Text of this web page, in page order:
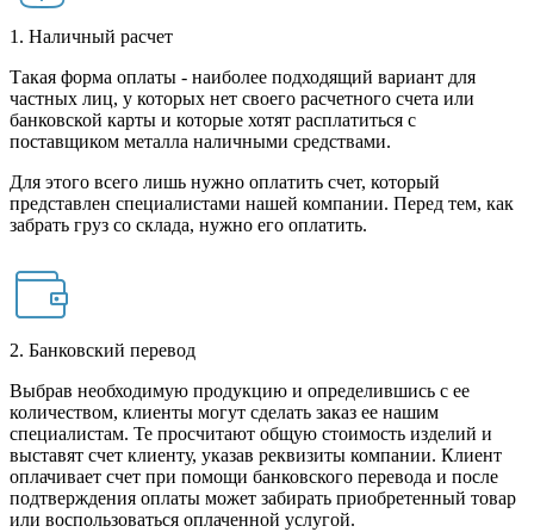
1. Наличный расчет
Такая форма оплаты - наиболее подходящий вариант для
частных лиц, у которых нет своего расчетного счета или
банковской карты и которые хотят расплатиться с
поставщиком металла наличными средствами.
Для этого всего лишь нужно оплатить счет, который
представлен специалистами нашей компании. Перед тем, как
забрать груз со склада, нужно его оплатить.
2. Банковский перевод
Выбрав необходимую продукцию и определившись с ее
количеством, клиенты могут сделать заказ ее нашим
специалистам. Те просчитают общую стоимость изделий и
выставят счет клиенту, указав реквизиты компании. Клиент
оплачивает счет при помощи банковского перевода и после
подтверждения оплаты может забирать приобретенный товар
или воспользоваться оплаченной услугой.